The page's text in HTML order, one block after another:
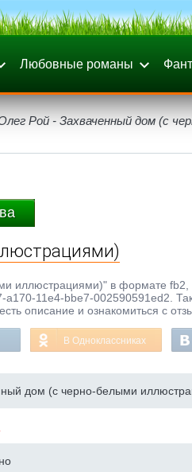
Любовные романы
Рой - Захваченный дом (с
иллюстрациями)" в формате fb2,
11e4-bbe7-002590591ed2.
описание и ознакомиться с
В Одноклассниках
дом (с черно-белыми